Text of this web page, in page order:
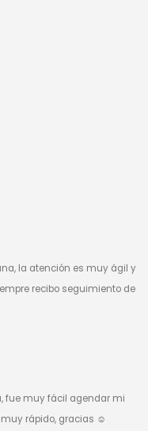
la atención es muy ágil y
recibo seguimiento de
fue muy fácil agendar mi
rápido, gracias ☺️